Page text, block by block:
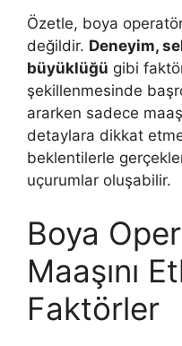
Özetle, boya
değildir. Deneyim,
büyüklüğü gibi
şekillenmesinde
ararken sadece
detaylara dikkat
beklentilerle
uçurumlar oluşabilir.
Boya
Maaşını
Faktörler